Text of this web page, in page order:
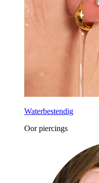
Waterbestendig
Oor piercings